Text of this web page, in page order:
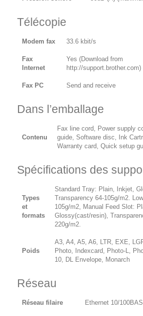
Télécopie
Modem fax 33.6 kbit/s
Fax
Internet
Yes (Download from
http://support.brother.com)
Fax PC Send and receive
Dans l’emballage
Contenu
Fax line cord, Power supply
guide, Software disc, Ink
Warranty card, Quick setup
Spécifications des
Types
et
formats
Standard Tray: Plain, Inkjet,
Transparency 64-105g/m2.
105g/m2, Manual Feed Slot:
Glossy(cast/resin),
220g/m2.
Poids
A3, A4, A5, A6, LTR, EXE,
Photo, Indexcard, Photo-L,
10, DL Envelope, Monarch
Réseau
Réseau filaire Ethernet 10/